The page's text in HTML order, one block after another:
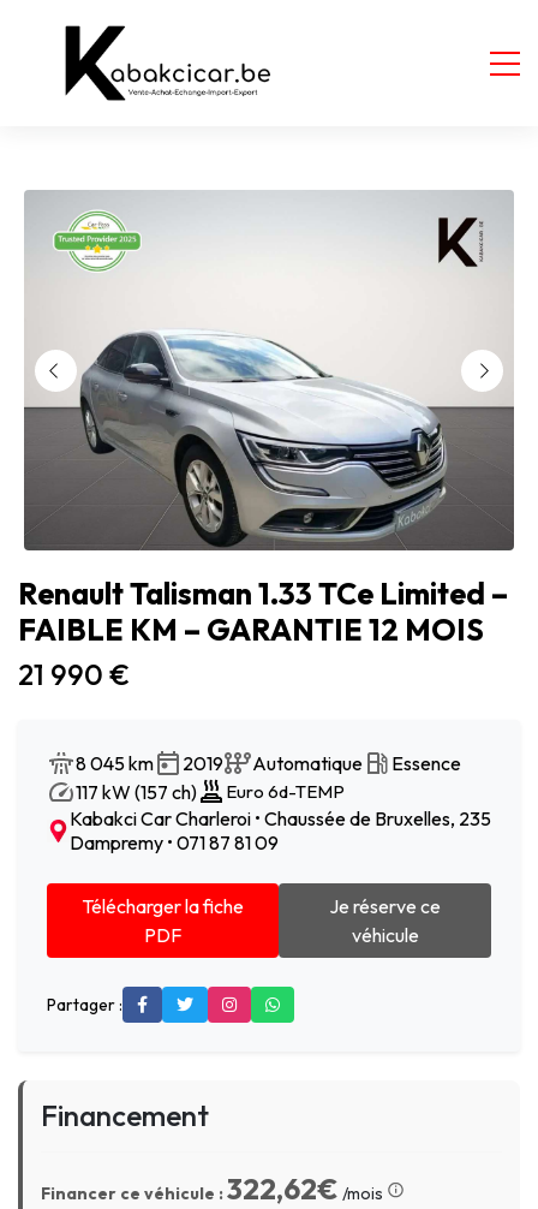
Renault Talisman 1.33 TCe Limited –
FAIBLE KM – GARANTIE 12 MOIS
21 990 €
8 045 km 2019 Automatique
Essence
117 kW (157 ch)
Euro 6d-TEMP
Kabakci Car Charleroi • Chaussée de Bruxelles, 235
Dampremy • 071 87 81 09
Télécharger la fiche
PDF
Je réserve ce
véhicule
Partager :
Financement
Financer ce véhicule :322,62€ /mois